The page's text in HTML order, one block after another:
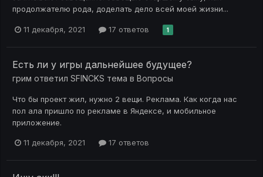
продолжателю рода, доделать дело всей моей жизни...
11 декабря, 2021 17 ответов 1
Есть ли у игры дальнейшее будущее?
грим ответил SFINCKS тема в Вопросы
Что бы проект жил, нужно 2 вещи. Реклама. Как когда нас
пол ала пришло по рекламе в Яндексе, и мобильное
приложение.
11 декабря, 2021 17 ответов